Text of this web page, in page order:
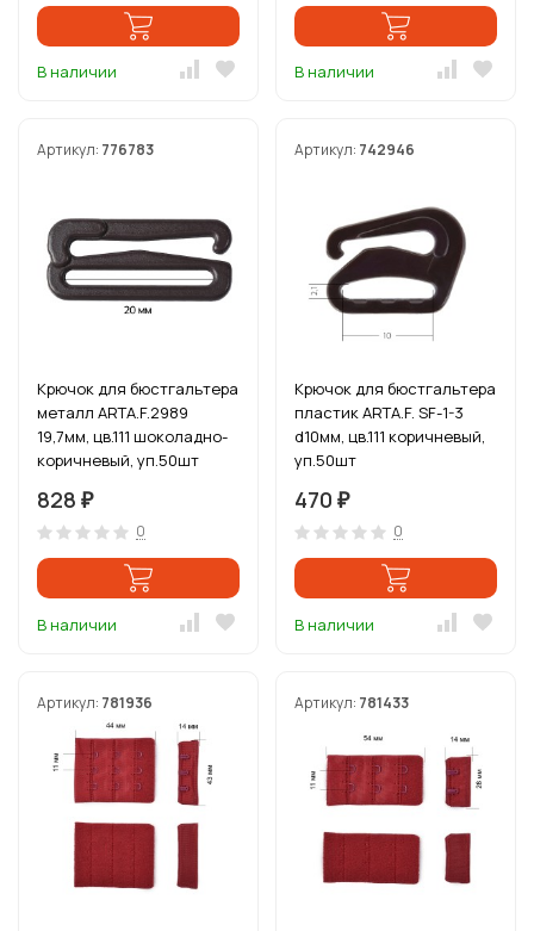
В наличии В наличии
Артикул: 776783
Крючок для бюстгальтера
металл ARTA.F.2989
19,7мм, цв.111 шоколадно-
коричневый, уп.50шт
828 ₽
0
В наличии
Артикул: 742946
Крючок для бюстгальтера
пластик ARTA.F. SF-1-3
d10мм, цв.111 коричневый,
уп.50шт
470 ₽
0
В наличии
Артикул: 781936 Артикул: 781433